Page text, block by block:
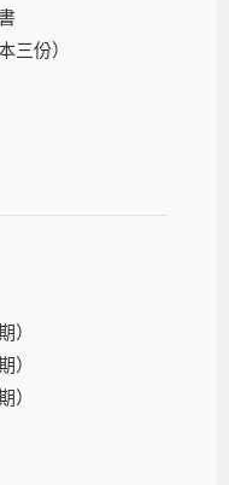
三份）
）
）
）